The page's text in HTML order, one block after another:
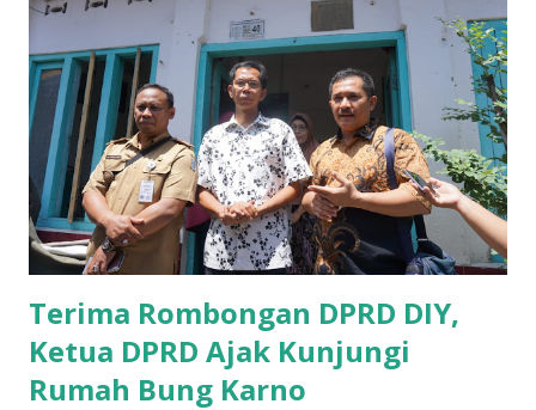
Ketika saya menjalankan Reses di Blitar,Kediri dan
Tulungagung , banyak masyarakat sana tak mengetahui ada
dana pinjaman lunak di Bank UMKM untuk para pelaku
UMKM, karena sebenarnya jika Pemprov serius
memberikan sosialisasi sampai ke tingkat desa,maka saya
yakin masyarakat sangat senang sekali," ucap pria yang
akrab dipanggil Gus Udin tersebut. Apalagi menyambut
MEA, seharusnya pelaku UMKM sudah mengerti kalau ada
dana pinjaman unt...
Terima Rombongan DPRD DIY,
Ketua DPRD Ajak Kunjungi
Rumah Bung Karno